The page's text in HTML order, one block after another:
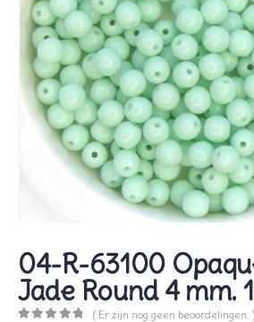
04-R-63100
Jade Round 4 mm.
( Er zijn nog geen beoordelingen. )